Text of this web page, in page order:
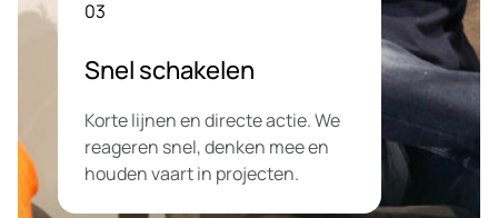
We kijken verder dan vandaag.
Door proactief mee te denken
bouwen we aan duurzame
groei.Altijd duidelijkheid over wat
we doen, waarom we het doen
waar je staat. Geen verrassingen
achteraf.